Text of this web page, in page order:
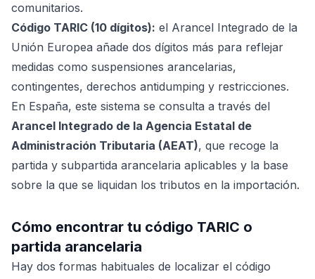
comunitarios.
Código TARIC (10 dígitos): el Arancel Integrado de la
Unión Europea añade dos dígitos más para reflejar
medidas como suspensiones arancelarias,
contingentes, derechos antidumping y restricciones.
En España, este sistema se consulta a través del
Arancel Integrado de la Agencia Estatal de
Administración Tributaria (AEAT), que recoge la
partida y subpartida arancelaria aplicables y la base
sobre la que se liquidan los tributos en la importación.
Cómo encontrar tu código TARIC o
partida arancelaria
Hay dos formas habituales de localizar el código